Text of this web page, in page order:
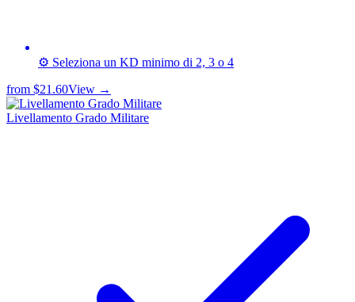
⚙️ Seleziona un KD minimo di 2, 3 o 4
from $21.60View →
Livellamento Grado Militare